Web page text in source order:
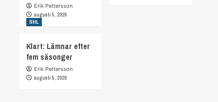
Erik Pettersson
augusti 5, 2026
SHL
Klart: Lämnar efter
fem säsonger
Erik Pettersson
augusti 5, 2026